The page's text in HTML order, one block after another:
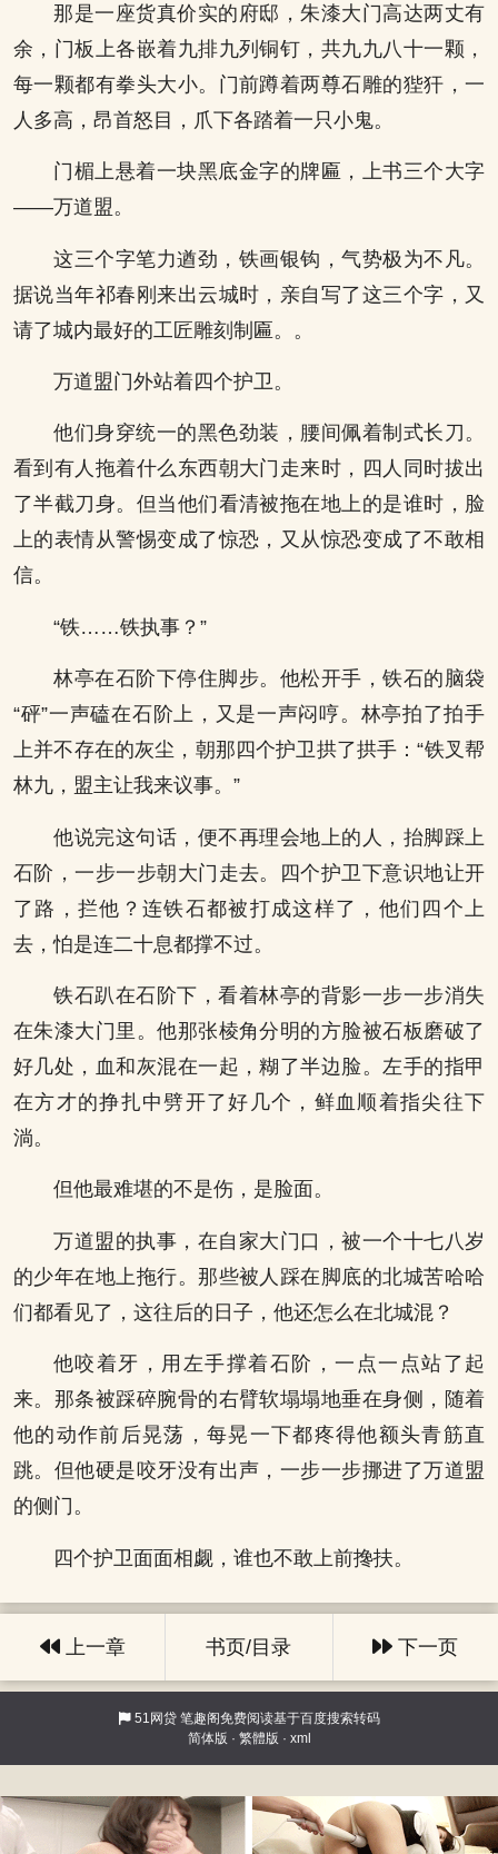
那是一座货真价实的府邸，朱漆大门高达两丈有
余，门板上各嵌着九排九列铜钉，共九九八十一颗，
每一颗都有拳头大小。门前蹲着两尊石雕的狴犴，一
人多高，昂首怒目，爪下各踏着一只小鬼。
门楣上悬着一块黑底金字的牌匾，上书三个大字
——万道盟。
这三个字笔力遒劲，铁画银钩，气势极为不凡。
据说当年祁春刚来出云城时，亲自写了这三个字，又
请了城内最好的工匠雕刻制匾。。
万道盟门外站着四个护卫。
他们身穿统一的黑色劲装，腰间佩着制式长刀。
看到有人拖着什么东西朝大门走来时，四人同时拔出
了半截刀身。但当他们看清被拖在地上的是谁时，脸
上的表情从警惕变成了惊恐，又从惊恐变成了不敢相
信。
“铁……铁执事？”
林亭在石阶下停住脚步。他松开手，铁石的脑袋
“砰”一声磕在石阶上，又是一声闷哼。林亭拍了拍手
上并不存在的灰尘，朝那四个护卫拱了拱手：“铁叉帮
林九，盟主让我来议事。”
他说完这句话，便不再理会地上的人，抬脚踩上
石阶，一步一步朝大门走去。四个护卫下意识地让开
了路，拦他？连铁石都被打成这样了，他们四个上
去，怕是连二十息都撑不过。
铁石趴在石阶下，看着林亭的背影一步一步消失
在朱漆大门里。他那张棱角分明的方脸被石板磨破了
好几处，血和灰混在一起，糊了半边脸。左手的指甲
在方才的挣扎中劈开了好几个，鲜血顺着指尖往下
淌。
但他最难堪的不是伤，是脸面。
万道盟的执事，在自家大门口，被一个十七八岁
的少年在地上拖行。那些被人踩在脚底的北城苦哈哈
们都看见了，这往后的日子，他还怎么在北城混？
他咬着牙，用左手撑着石阶，一点一点站了起
来。那条被踩碎腕骨的右臂软塌塌地垂在身侧，随着
他的动作前后晃荡，每晃一下都疼得他额头青筋直
跳。但他硬是咬牙没有出声，一步一步挪进了万道盟
的侧门。
四个护卫面面相觑，谁也不敢上前搀扶。
上一章 书页/目录 下一页
51网贷笔趣阁免费阅读基于百度搜索转码
简体版 · 繁體版 · xml